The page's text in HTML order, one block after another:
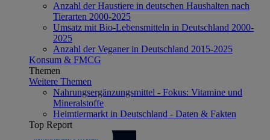
Anzahl der Haustiere in deutschen Haushalten nach
Tierarten 2000-2025
Umsatz mit Bio-Lebensmitteln in Deutschland 2000-
2025
Anzahl der Veganer in Deutschland 2015-2025
Konsum & FMCG
Themen
Weitere Themen
Nahrungsergänzungsmittel - Fokus: Vitamine und
Mineralstoffe
Heimtiermarkt in Deutschland - Daten & Fakten
Top Report